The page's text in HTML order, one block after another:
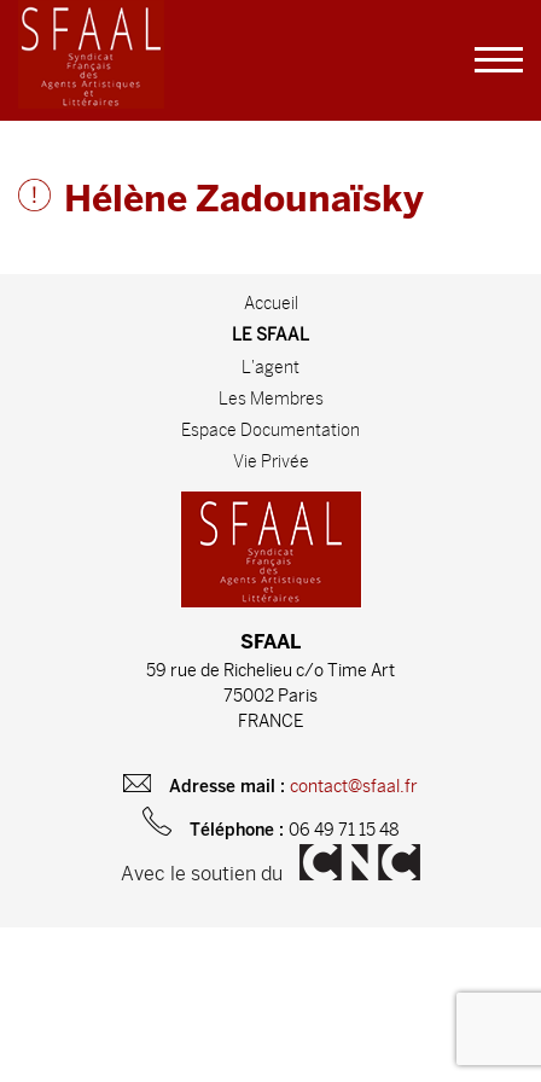
Hélène Zadounaïsky
Accueil
LE SFAAL
L'agent
Les Membres
Espace Documentation
Vie Privée
SFAAL
59 rue de Richelieu c/o Time Art
75002 Paris
FRANCE
Adresse mail : contact@sfaal.fr
Téléphone : 06 49 71 15 48
Avec le soutien du